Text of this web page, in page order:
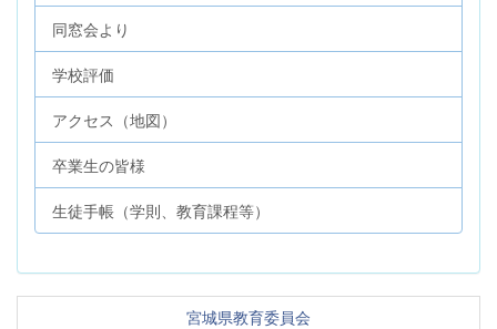
同窓会より
学校評価
アクセス（地図）
卒業生の皆様
生徒手帳（学則、教育課程等）
宮城県教育委員会